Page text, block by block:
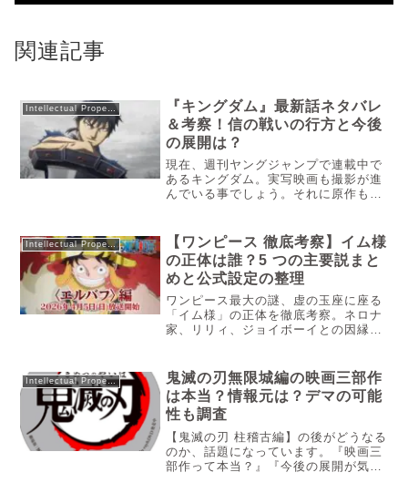
関連記事
Intellectual Property
『キングダム』最新話ネタバレ
＆考察！信の戦いの行方と今後
の展開は？
現在、週刊ヤングジャンプで連載中で
あるキングダム。実写映画も撮影が進
んでいる事でしょう。それに原作も韓
ですが、現在の最新話の様子が気にな
る人はいる筈。今後の考察についても
興味があると思います。なので今回は
キングダムの最新話まとめと今後の考
察を紹介しますね。
Intellectual Property
【ワンピース 徹底考察】イム様
の正体は誰？5 つの主要説まと
めと公式設定の整理
ワンピース最大の謎、虚の玉座に座る
「イム様」の正体を徹底考察。ネロナ
家、リリィ、ジョイボーイとの因縁な
伏線を網羅した保存版解説です。「こ
の世にたった一人の王などいない」と
い...
Intellectual Property
鬼滅の刃無限城編の映画三部作
は本当？情報元は？デマの可能
性も調査
【鬼滅の刃 柱稽古編】の後がどうなる
のか、話題になっています。『映画三
部作って本当？』『今後の展開が気に